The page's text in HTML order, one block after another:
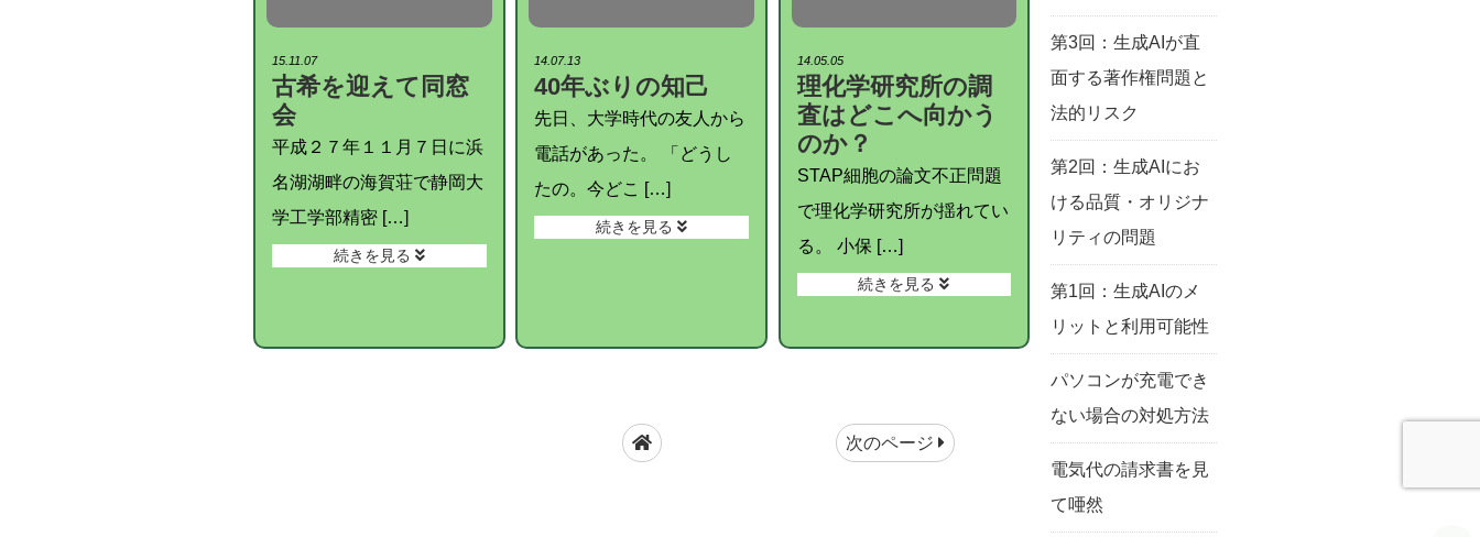
15.11.07
古希を迎えて同窓
会
平成２７年１１月７日に浜
名湖湖畔の海賀荘で静岡大
学工学部精密 […]
続きを見る
14.07.13
40年ぶりの知己
先日、大学時代の友人から
電話があった。 「どうし
たの。今どこ […]
続きを見る
14.05.05
理化学研究所の調
査はどこへ向かう
のか？
STAP細胞の論文不正問題
で理化学研究所が揺れてい
る。 小保 […]
続きを見る
次のページ
第3回：生成AIが直
面する著作権問題と
法的リスク
第2回：生成AIにお
ける品質・オリジナ
リティの問題
第1回：生成AIのメ
リットと利用可能性
パソコンが充電でき
ない場合の対処方法
電気代の請求書を見
て唖然